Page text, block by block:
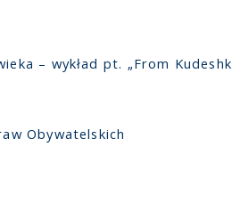
– wykład pt. „From
Obywatelskich